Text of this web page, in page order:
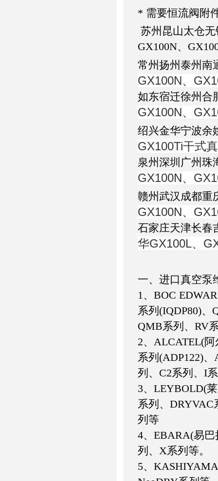
* 需要恒流阀附
苏州昆山太仓
GX100N、
常州扬州泰州南
GX100N、
如东宿迁徐州合
GX100N、
绍兴金华宁波余
GX100Ti干式
泉州深圳广州珠
GX100N、
赣州武汉成都重
GX100N、
石家庄天津长春
华GX100L、
一、进口真空泵
1、BOC
系列(IQDP80)、
QMB系列、RV
2、ALCATEL(阿
系列(ADP122)
列、C2系列、I
3、LEYBOLD(
系列、DRYVAC
列等
4、EBARA(易
列、X系列等。
5、